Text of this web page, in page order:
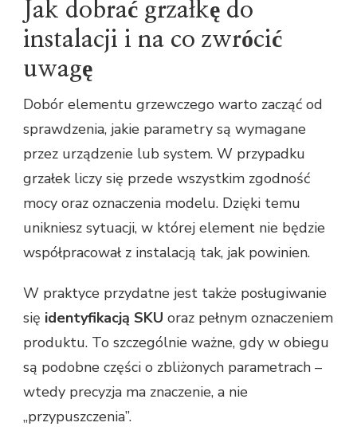
Jak dobrać grzałkę do
instalacji i na co zwrócić
uwagę
Dobór elementu grzewczego warto zacząć od
sprawdzenia, jakie parametry są wymagane
przez urządzenie lub system. W przypadku
grzałek liczy się przede wszystkim zgodność
mocy oraz oznaczenia modelu. Dzięki temu
unikniesz sytuacji, w której element nie będzie
współpracował z instalacją tak, jak powinien.
W praktyce przydatne jest także posługiwanie
się identyfikacją SKU oraz pełnym oznaczeniem
produktu. To szczególnie ważne, gdy w obiegu
są podobne części o zbliżonych parametrach –
wtedy precyzja ma znaczenie, a nie
„przypuszczenia”.